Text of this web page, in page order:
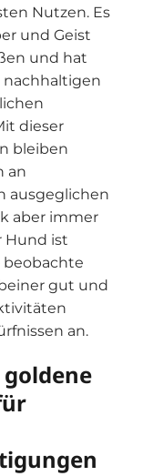
Nutzen. Es
und Geist
und hat
nachhaltigen
dieser
bleiben
an
ausgeglichen
aber immer
Hund ist
beobachte
gut und
an.